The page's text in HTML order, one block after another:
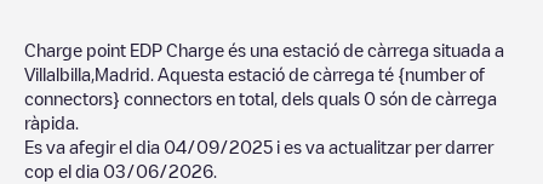
Charge point EDP Charge és una estació de càrrega situada a
Villalbilla Madrid . Aquesta estació de càrrega té {number of
connectors} connectors en total, dels quals 0 són de càrrega
ràpida.
Es va afegir el dia 04/09/2025 i es va actualitzar per darrer
cop el dia 03/06/2026